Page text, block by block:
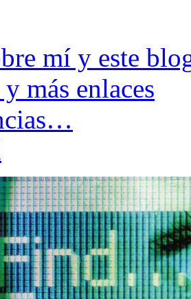
mí y este
más enlaces